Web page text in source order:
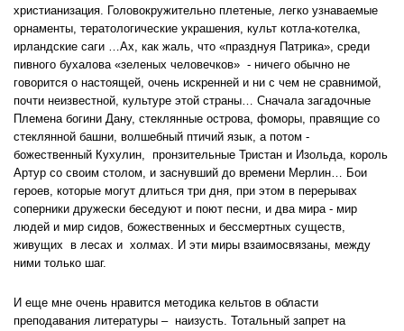
христианизация. Головокружительно плетеные, легко узнаваемые
орнаменты, тератологические украшения, культ котла-котелка,
ирландские саги …Ах, как жаль, что «празднуя Патрика», среди
пивного бухалова «зеленых человечков» - ничего обычно не
говорится о настоящей, очень искренней и ни с чем не сравнимой,
почти неизвестной, культуре этой страны… Сначала загадочные
Племена богини Дану, стеклянные острова, фоморы, правящие со
стеклянной башни, волшебный птичий язык, а потом -
божественный Кухулин, пронзительные Тристан и Изольда, король
Артур со своим столом, и заснувший до времени Мерлин… Бои
героев, которые могут длиться три дня, при этом в перерывах
соперники дружески беседуют и поют песни, и два мира - мир
людей и мир сидов, божественных и бессмертных существ,
живущих в лесах и холмах. И эти миры взаимосвязаны, между
ними только шаг.
И еще мне очень нравится методика кельтов в области
преподавания литературы – наизусть. Тотальный запрет на